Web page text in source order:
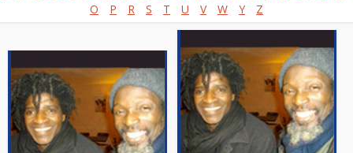
O
P R S T U V W Y Z